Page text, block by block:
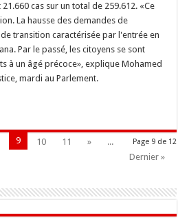
cas sur un total de 259.612. «Ce
La hausse des demandes de
transition caractérisée par l'entrée en
Par le passé, les citoyens se sont
à un âgé précoce», explique Mohamed
mardi au Parlement.
Page 9 de 12
9 10 11 »
...
Dernier »